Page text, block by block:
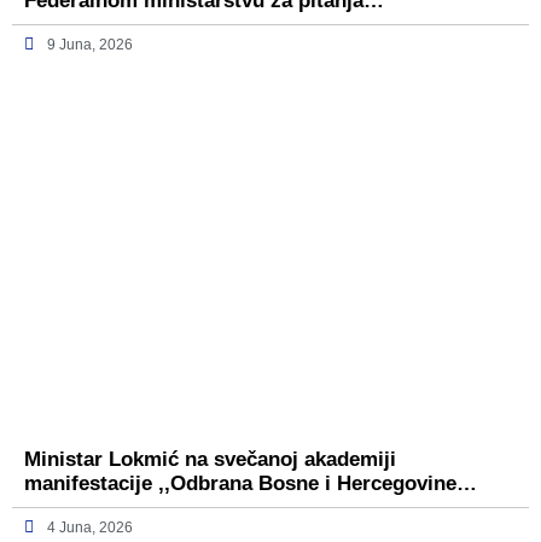
9 Juna, 2026
Ministar Lokmić na svečanoj akademiji
manifestacije ,,Odbrana Bosne i Hercegovine…
4 Juna, 2026